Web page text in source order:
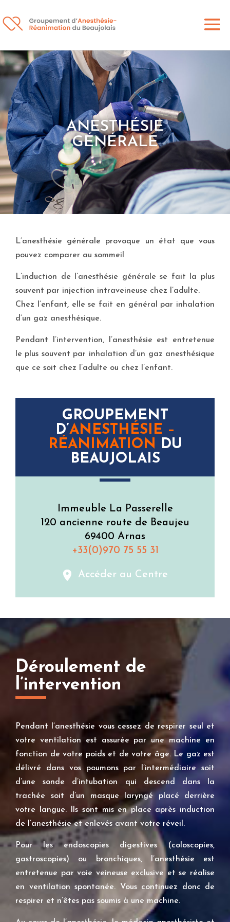
ANESTHÉSIE
GÉNÉRALE
L’anesthésie générale provoque un état que vous
pouvez comparer au sommeil
L’induction de l’anesthésie générale se fait la plus
souvent par injection intraveineuse chez l’adulte.
Chez l’enfant, elle se fait en général par inhalation
d’un gaz anesthésique.
Pendant l’intervention, l’anesthésie est entretenue
le plus souvent par inhalation d’un gaz anesthésique
que ce soit chez l’adulte ou chez l’enfant.
GROUPEMENT
D’ANESTHÉSIE –
RÉANIMATION DU
BEAUJOLAIS
Immeuble La Passerelle
120 ancienne route de Beaujeu
69400 Arnas
+33(0)970 75 55 31
Accéder au Centre
Déroulement de
l’intervention
Pendant l’anesthésie vous cessez de respirer seul et
votre ventilation est assurée par une machine en
fonction de votre poids et de votre âge. Le gaz est
délivré dans vos poumons par l’intermédiaire soit
d’une sonde d’intubation qui descend dans la
trachée soit d’un masque laryngé placé derrière
votre langue. Ils sont mis en place après induction
de l’anesthésie et enlevés avant votre réveil.
Pour les endoscopies digestives (coloscopies,
gastroscopies) ou bronchiques, l’anesthésie est
entretenue par voie veineuse exclusive et se réalise
en ventilation spontanée. Vous continuez donc de
respirer et n’êtes pas soumis à une machine.